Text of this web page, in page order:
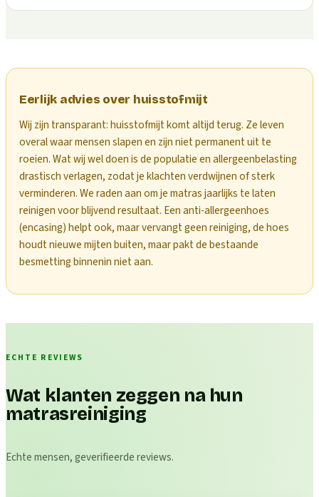
Eerlijk advies over huisstofmijt
Wij zijn transparant: huisstofmijt komt altijd terug. Ze leven
overal waar mensen slapen en zijn niet permanent uit te
roeien. Wat wij wel doen is de populatie en allergeenbelasting
drastisch verlagen, zodat je klachten verdwijnen of sterk
verminderen. We raden aan om je matras jaarlijks te laten
reinigen voor blijvend resultaat. Een anti-allergeenhoes
(encasing) helpt ook, maar vervangt geen reiniging, de hoes
houdt nieuwe mijten buiten, maar pakt de bestaande
besmetting binnenin niet aan.
ECHTE REVIEWS
Wat klanten zeggen na hun
matrasreiniging
Echte mensen, geverifieerde reviews.